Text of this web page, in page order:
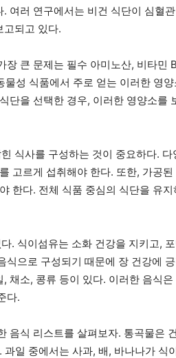
여러 연구에서는 비건 식단이 심혈
고되고 있다.
큰 문제는 필수 아미노산, 비타민
성 식품에서 주로 얻는 이러한 영
단을 선택한 경우, 이러한 영양소를
식사를 구성하는 것이 중요하다. 다
고르게 섭취해야 한다. 또한, 가공
한다. 전체 식품 중심의 식단을 유
. 식이섬유는 소화 건강을 지키고,
으로 구성되기 때문에 장 건강에
채소, 콩류 등이 있다. 이러한 음식
다.
음식 리스트를 살펴보자. 통곡물은
일 중에서는 사과, 배, 바나나가 식